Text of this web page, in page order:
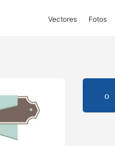
Vectores Fotos